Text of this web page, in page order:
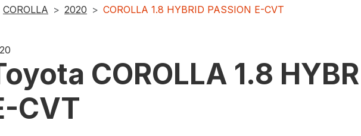
COROLLA 2020 COROLLA 1.8 HYBRID PASSION E-CVT
COROLLA 1.8
CVT